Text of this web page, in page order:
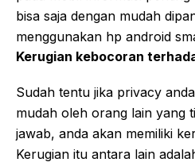
bisa saja dengan mudah
menggunakan hp android
Kerugian kebocoran
Sudah tentu jika privacy
mudah oleh orang lain yang
jawab, anda akan memiliki
Kerugian itu antara lain